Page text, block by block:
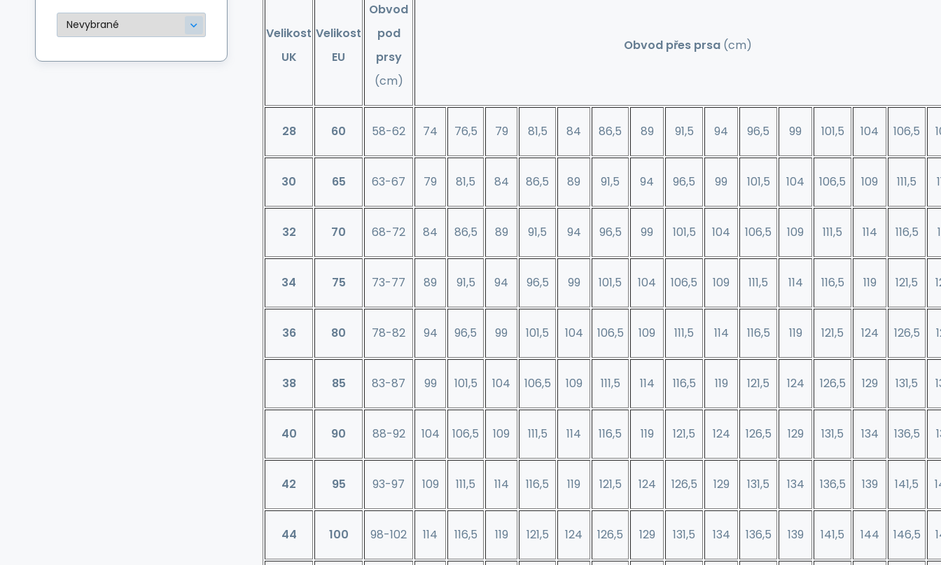
Velikost
UK
Velikost
EU
Obvod
pod
prsy
(cm)
Obvod přes prsa(cm)
28 60 58-62 74 76,5 79 81,5 84 86,5 89 91,5 94 96,5 99 101,5 104 106,5
30 65 63-67 79 81,5 84 86,5 89 91,5 94 96,5 99 101,5 104 106,5 109 111,5
32 70 68-72 84 86,5 89 91,5 94 96,5 99 101,5 104 106,5 109 111,5 114 116,5
34 75 73-77 89 91,5 94 96,5 99 101,5 104 106,5 109 111,5 114 116,5 119 121,5
36 80 78-82 94 96,5 99 101,5 104 106,5 109 111,5 114 116,5 119 121,5 124 126,5
38 85 83-87 99 101,5 104 106,5 109 111,5 114 116,5 119 121,5 124 126,5 129 131,5
40 90 88-92 104 106,5 109 111,5 114 116,5 119 121,5 124 126,5 129 131,5 134 136,5
42 95 93-97 109 111,5 114 116,5 119 121,5 124 126,5 129 131,5 134 136,5 139 141,5
44 100 98-102 114 116,5 119 121,5 124 126,5 129 131,5 134 136,5 139 141,5 144 146,5